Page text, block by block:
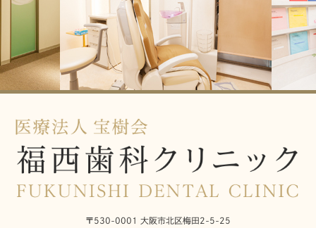
〒530-0001 大阪市北区梅田2-5-25